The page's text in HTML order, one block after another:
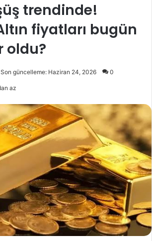
trendinde!
fiyatları bugün
oldu?
Son güncelleme: Haziran 24, 2026 0
az